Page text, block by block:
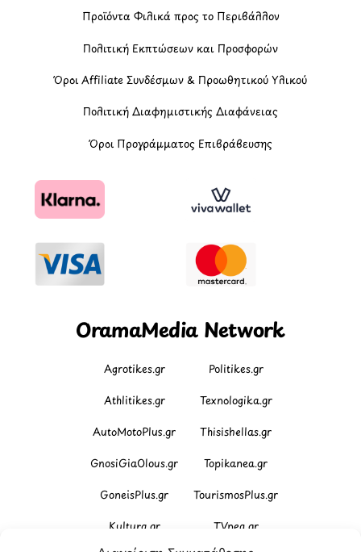
Προϊόντα Φιλικά προς το Περιβάλλον
Πολιτική Εκπτώσεων και Προσφορών
Όροι Affiliate Συνδέσμων & Προωθητικού Υλικού
Πολιτική Διαφημιστικής Διαφάνειας
Όροι Προγράμματος Επιβράβευσης
OramaMedia Network
Agrotikes.gr Politikes.gr
Athlitikes.gr Texnologika.gr
AutoMotoPlus.gr Thisishellas.gr
GnosiGiaOlous.gr Topikanea.gr
GoneisPlus.gr TourismosPlus.gr
Kultura.gr TVnea.gr